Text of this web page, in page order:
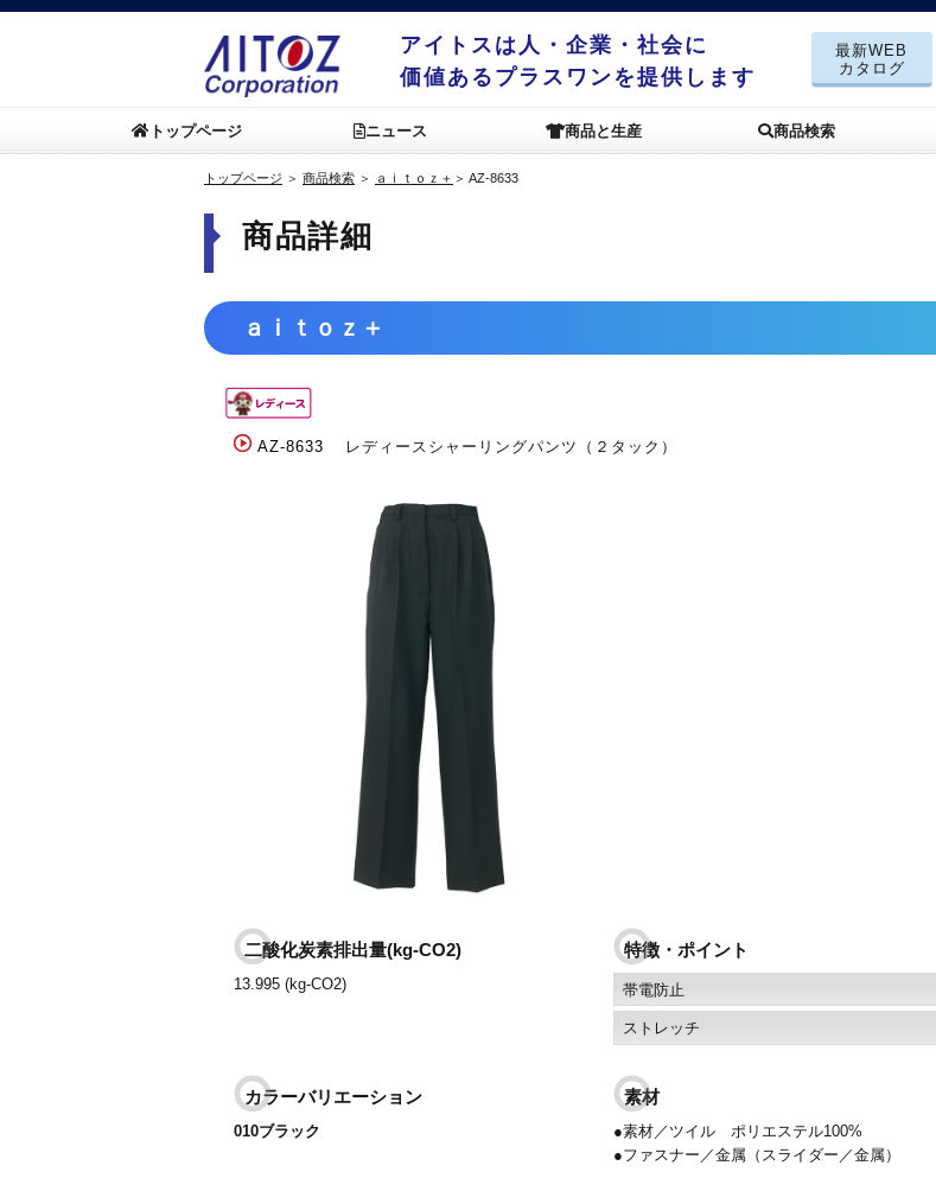
アイトスは人・企業・社会に
価値あるプラスワンを提供します
最新WEB
カタログ
トップページ ニュース 商品と生産 商品検索
トップページ ＞ 商品検索 ＞ ａｉｔｏｚ＋ ＞ AZ-8633
商品詳細
ａｉｔｏｚ＋
AZ-8633 レディースシャーリングパンツ（２タック）
二酸化炭素排出量(kg-CO2)
13.995 (kg-CO2)
特徴・ポイント
帯電防止
ストレッチ
カラーバリエーション
010ブラック
素材
●素材／ツイル ポリエステル100%
●ファスナー／金属（スライダー／金属）